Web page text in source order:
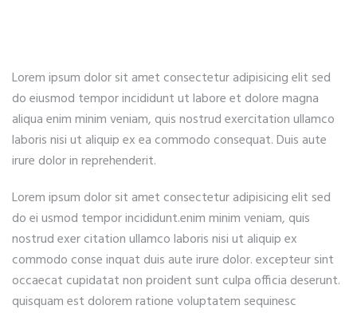
Lorem ipsum dolor sit amet consectetur adipisicing elit sed
do eiusmod tempor incididunt ut labore et dolore magna
aliqua enim minim veniam, quis nostrud exercitation ullamco
laboris nisi ut aliquip ex ea commodo consequat. Duis aute
irure dolor in reprehenderit.
Lorem ipsum dolor sit amet consectetur adipisicing elit sed
do ei usmod tempor incididunt.enim minim veniam, quis
nostrud exer citation ullamco laboris nisi ut aliquip ex
commodo conse inquat duis aute irure dolor. excepteur sint
occaecat cupidatat non proident sunt culpa officia deserunt.
quisquam est dolorem ratione voluptatem sequinesc